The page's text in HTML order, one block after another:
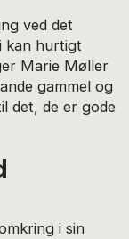
ved det
kan hurtigt
Marie Møller
gammel og
det, de er gode
i sin